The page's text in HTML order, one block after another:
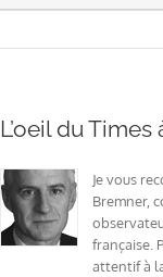
L’oeil du Times
Je vous
Bremner,
française.
attentif à